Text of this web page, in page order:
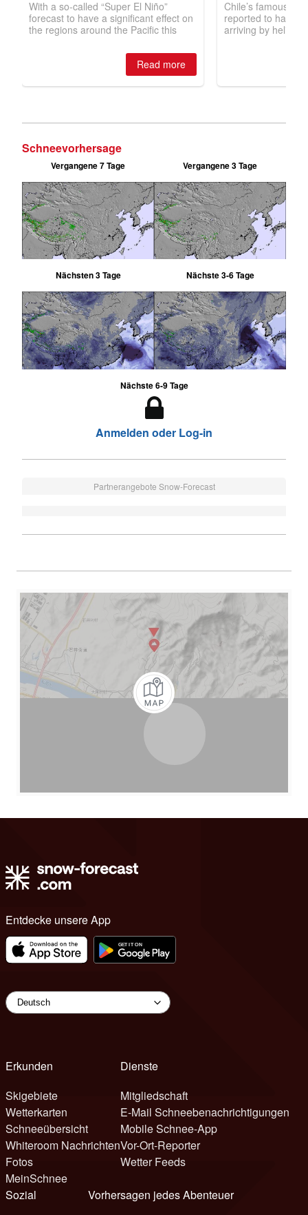
Schneevorhersage
Vergangene 7 Tage Vergangene 3 Tage
Nächsten 3 Tage Nächste 3-6 Tage
Nächste 6-9 Tage
Anmelden oder Log-in
Partnerangebote Snow-Forecast
Entdecke unsere App
Erkunden
Skigebiete
Wetterkarten
Schneeübersicht
Whiteroom Nachrichten
Fotos
MeinSchnee
Dienste
Mitgliedschaft
E-Mail Schneebenachrichtigungen
Mobile Schnee-App
Vor-Ort-Reporter
Wetter Feeds
Sozial
Vorhersagen jedes Abenteuer